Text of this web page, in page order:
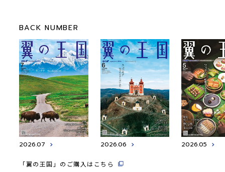
BACK NUMBER
2026.07 2026.06 2026.05
「翼の王国」のご購入はこちら